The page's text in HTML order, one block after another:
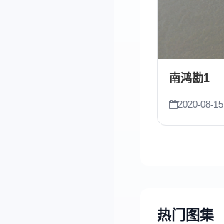
南鸿勘1
2020-08-15
热门图集